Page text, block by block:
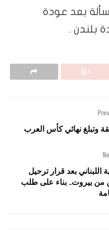
بعد عودة
بلندن .
وتبلغ نهائي كأس العرب
اللبناني بعد قرار ترحيل
من بيروت.. بناء على طلب